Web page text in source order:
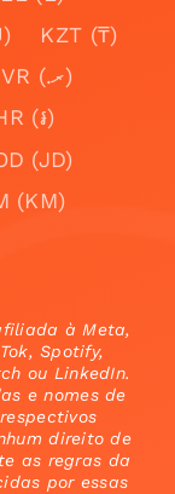
KZT (₸)
MVR (.ރ)
(៛)
(JD)
(KM)
à Meta,
Spotify,
ou LinkedIn.
e nomes de
direito de
as regras da
por essas